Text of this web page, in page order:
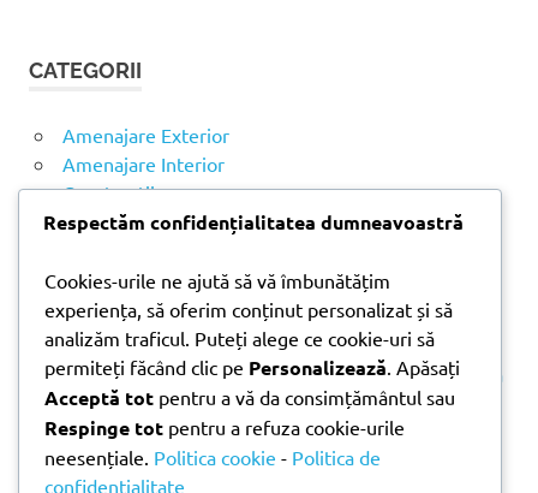
ă
u
p
ă
CATEGORII
Amenajare Exterior
Amenajare Interior
Construcții
Noutăți
ARTICOLE RECENTE
Parchet laminat sau SPC? Diferențele care contează
Materiale pentru zidărie – avantajele fiecărei soluții
și când se folosesc
Ghid practic pentru alegerea vopselei lavabile
Respectăm confidențialitatea dumneavoastră
Cookies-urile ne ajută să vă îmbunătățim
experiența, să oferim conținut personalizat și să
analizăm traficul. Puteți alege ce cookie-uri să
permiteți făcând clic pe Personalizează . Apăsați
Acceptă tot pentru a vă da consimțământul sau
Respinge tot pentru a refuza cookie-urile
neesențiale. Politica cookie - Politica de
confidențialitate